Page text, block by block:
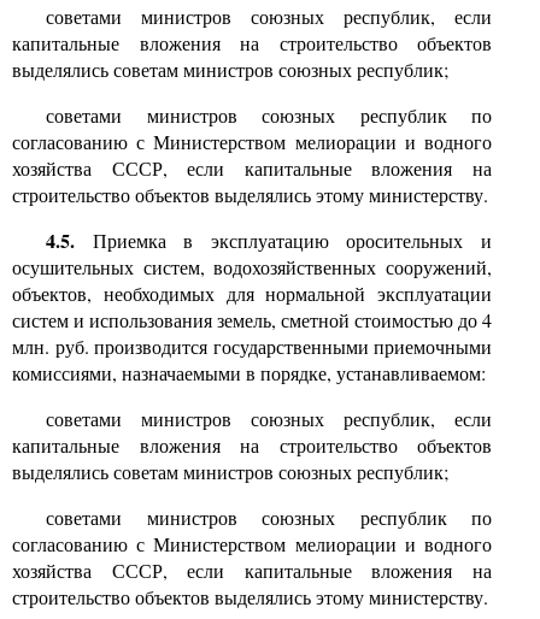
советами министров союзных республик, если
капитальные вложения на строительство объектов
выделялись советам министров союзных республик;
советами министров союзных республик по
согласованию с Министерством мелиорации и водного
хозяйства СССР, если капитальные вложения на
строительство объектов выделялись этому министерству.
4.5.
Приемка в эксплуатацию оросительных и
осушительных систем, водохозяйственных сооружений,
объектов, необходимых для нормальной эксплуатации
систем и использования земель, сметной стоимостью до4
млн. руб. производится государственными приемочными
комиссиями, назначаемыми в порядке, устанавливаемом:
советами министров союзных республик, если
капитальные вложения на строительство объектов
выделялись советам министров союзных республик;
советами министров союзных республик по
согласованию с Министерством мелиорации и водного
хозяйства СССР, если капитальные вложения на
строительство объектов выделялись этому министерству.